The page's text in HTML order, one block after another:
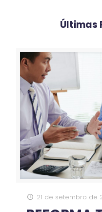
Últimas
21 de setembro de